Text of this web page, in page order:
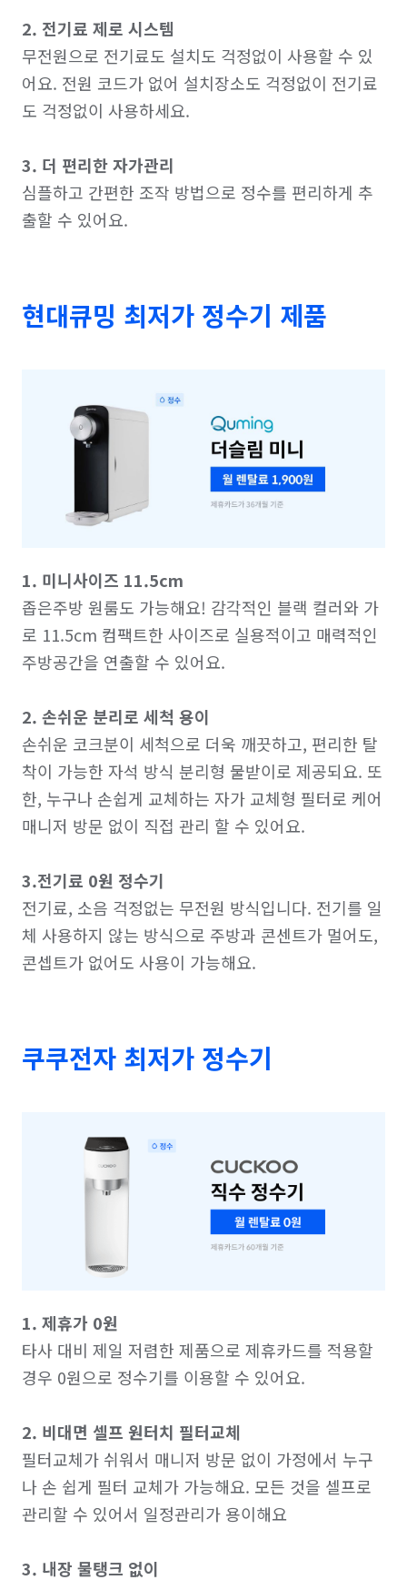
2. 전기료 제로 시스템
무전원으로 전기료도 설치도 걱정없이 사용할 수 있
어요. 전원 코드가 없어 설치장소도 걱정없이 전기료
도 걱정없이 사용하세요.
3. 더 편리한 자가관리
심플하고 간편한 조작 방법으로 정수를 편리하게 추
현대큐밍 최저가 정수기 제품
1. 미니사이즈 11.5cm
좁은주방 원룸도 가능해요! 감각적인 블랙 컬러와 가
로 11.5cm 컴팩트한 사이즈로 실용적이고 매력적인
주방공간을 연출할 수 있어요.
2. 손쉬운 분리로 세척 용이
손쉬운 코크분이 세척으로 더욱 깨끗하고, 편리한 탈
착이 가능한 자석 방식 분리형 물받이로 제공되요. 또
한, 누구나 손쉽게 교체하는 자가 교체형 필터로 케어
매니저 방문 없이 직접 관리 할 수 있어요.
3.전기료 0원 정수기
전기료, 소음 걱정없는 무전원 방식입니다. 전기를 일
체 사용하지 않는 방식으로 주방과 콘센트가 멀어도,
쿠쿠전자 최저가 정수기
1. 제휴가 0원
타사 대비 제일 저렴한 제품으로 제휴카드를 적용할
경우 0원으로 정수기를 이용할 수 있어요.
2. 비대면 셀프 원터치 필터교체
필터교체가 쉬워서 매니저 방문 없이 가정에서 누구
나 손 쉽게 필터 교체가 가능해요. 모든 것을 셀프로
관리할 수 있어서 일정관리가 용이해요
3. 내장 물탱크 없이